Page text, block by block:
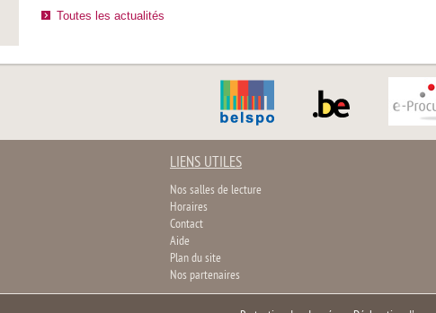
Toutes les actualités
LIENS UTILES
Nos salles de lecture
Horaires
Contact
Aide
Plan du site
Nos partenaires